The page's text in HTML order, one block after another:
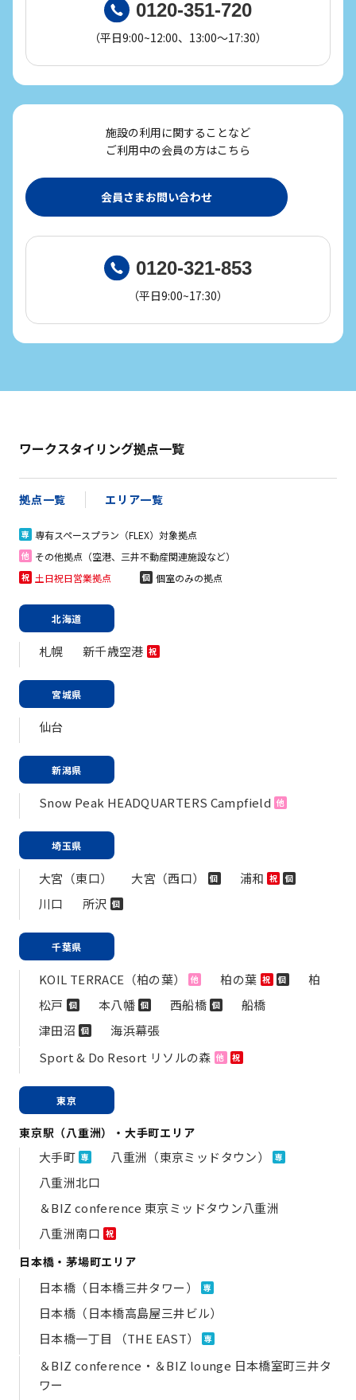
0120-351-720
（平日9:00~12:00、13:00～17:30）
施設の利用に関することなど
ご利用中の会員の方はこちら
会員さまお問い合わせ
0120-321-853
（平日9:00~17:30）
ワークスタイリング拠点一覧
拠点一覧 エリア一覧
専 専有スペースプラン（FLEX）対象拠点
他 その他拠点（空港、三井不動産関連施設など）
祝 土日祝日営業拠点 個 個室のみの拠点
北海道
札幌 新千歳空港 祝
宮城県
仙台
新潟県
Snow Peak HEADQUARTERS Campfield 他
埼玉県
大宮（東口） 大宮（西口） 個 浦和 祝 個
川口 所沢 個
千葉県
KOIL TERRACE（柏の葉） 他 柏の葉 祝 個
柏
松戸 個 本八幡 個 西船橋 個
船橋
津田沼 個
海浜幕張
Sport & Do Resort リソルの森 他 祝
東京
東京駅（八重洲）・大手町エリア
大手町 専 八重洲（東京ミッドタウン） 専
八重洲北口
＆BIZ conference 東京ミッドタウン八重洲
八重洲南口 祝
日本橋・茅場町エリア
日本橋（日本橋三井タワー） 専
日本橋（日本橋高島屋三井ビル）
日本橋一丁目 （THE EAST）
専
＆BIZ conference・＆BIZ lounge 日本橋室町三井タ
ワー